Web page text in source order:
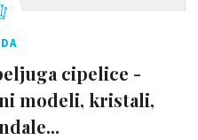
cipelice -
modeli, kristali,